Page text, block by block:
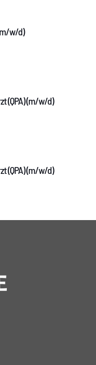
w/d)
(QPA) (m/w/d)
(QPA) (m/w/d)